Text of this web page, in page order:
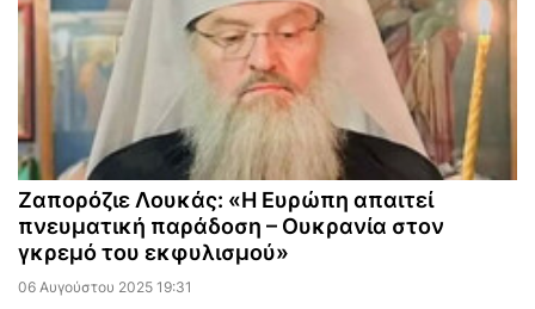
Ζαπορόζιε Λουκάς: «Η Ευρώπη απαιτεί
πνευματική παράδοση – Ουκρανία στον
γκρεμό του εκφυλισμού»
06 Αυγούστου 2025 19:31